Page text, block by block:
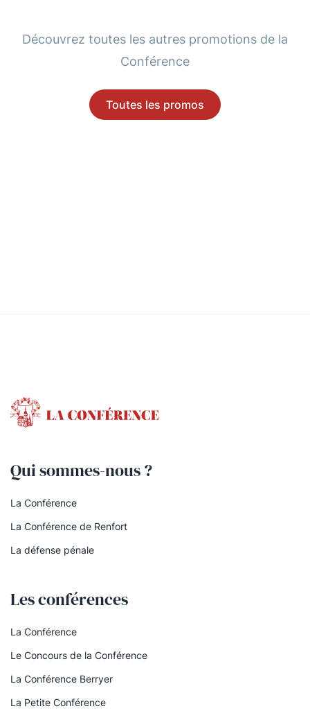
Découvrez toutes les autres promotions de la
Conférence
Toutes les promos
Qui sommes-nous ?
La Conférence
La Conférence de Renfort
La défense pénale
Les conférences
La Conférence
Le Concours de la Conférence
La Conférence Berryer
La Petite Conférence